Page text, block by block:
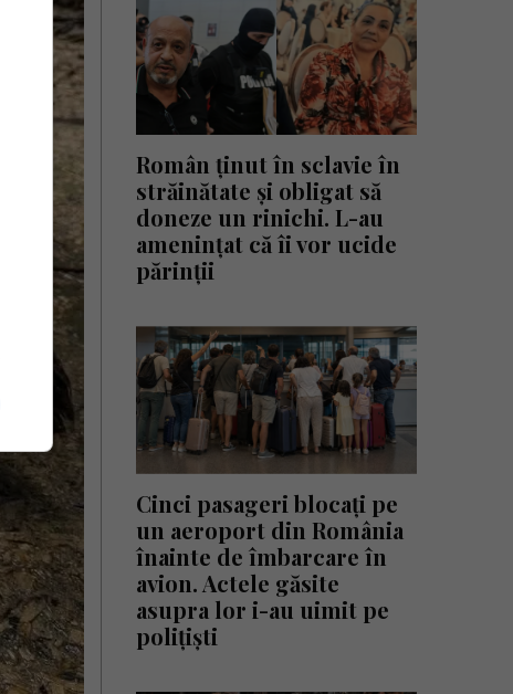
Român ținut în sclavie în
străinătate și obligat să
doneze un rinichi. L-au
amenințat că îi vor ucide
părinții
Cinci pasageri blocați pe
un aeroport din România
înainte de îmbarcare în
avion. Actele găsite
asupra lor i-au uimit pe
polițiști